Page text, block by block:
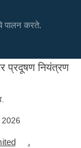
पालन करते.
प्रदूषण नियंत्रण
.